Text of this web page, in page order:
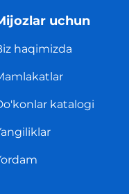
uchun
haqimizda
katalogi